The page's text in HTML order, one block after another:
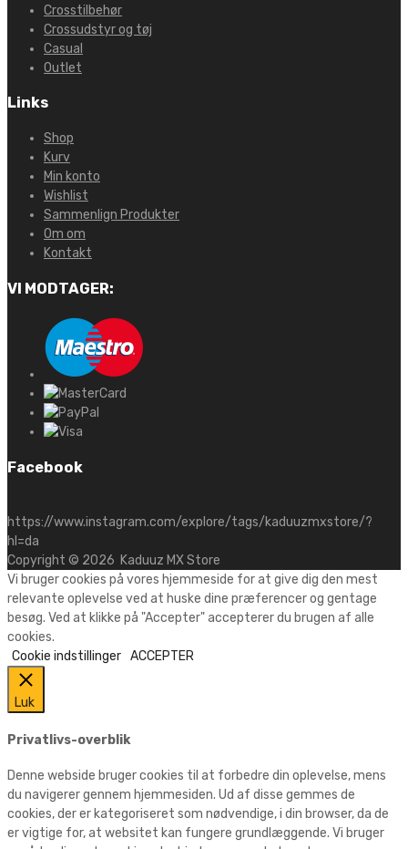
Crosstilbehør
Crossudstyr og tøj
Casual
Outlet
Links
Shop
Kurv
Min konto
Wishlist
Sammenlign Produkter
Om om
Kontakt
VI MODTAGER:
Facebook
https://www.instagram.com/explore/tags/kaduuzmxstore/?
hl=da
Copyright © 2026 Kaduuz MX Store
Vi bruger cookies på vores hjemmeside for at give dig den mest
relevante oplevelse ved at huske dine præferencer og gentage
besøg. Ved at klikke på "Accepter" accepterer du brugen af alle
cookies.
Cookie indstillinger ACCEPTER
Luk
Privatlivs-overblik
Denne webside bruger cookies til at forbedre din oplevelse, mens
du navigerer gennem hjemmesiden. Ud af disse gemmes de
cookies, der er kategoriseret som nødvendige, i din browser, da de
er vigtige for, at websitet kan fungere grundlæggende. Vi bruger